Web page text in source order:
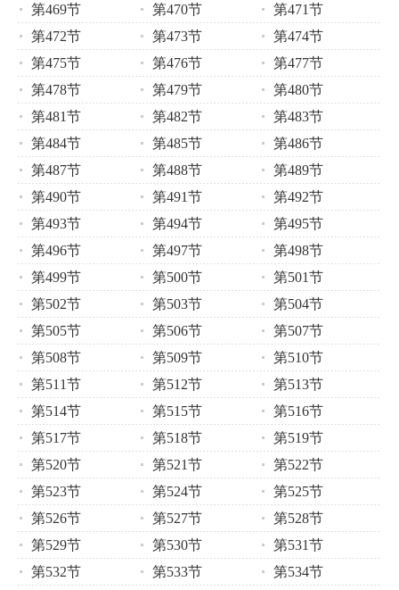
第469节 第470节
第471节
第472节
第473节
第474节
第475节
第476节
第477节
第478节
第479节
第480节
第481节
第482节
第483节
第484节
第485节
第486节
第487节
第488节
第489节
第490节
第491节
第492节
第493节
第494节
第495节
第496节
第497节
第498节
第499节
第500节
第501节
第502节
第503节
第504节
第505节
第506节
第507节
第508节
第509节
第510节
第511节
第512节
第513节
第514节
第515节
第516节
第517节
第518节
第519节
第520节
第521节
第522节
第523节
第524节
第525节
第526节
第527节
第528节
第529节
第530节
第531节
第532节
第533节
第534节